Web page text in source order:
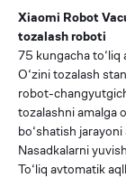
Xiaomi Robot
tozalash roboti
75 kungacha
O‘zini tozalash
robot-
tozalashni amalga
bo‘shatish
Nasadkalarni
To‘liq avtomatik